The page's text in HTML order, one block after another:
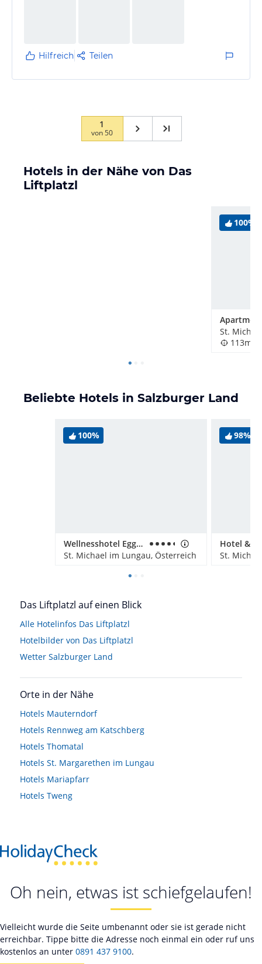
dann später ein Stockwerk höher im Sky-Pool mit
Hilfreich Teilen
1
von50
Hotels in der Nähe von Das
Liftplatzl
100%
St.
113m
Beliebte Hotels in Salzburger Land
100%
Wellnesshotel Eggerwirt
St. Michael im Lungau, Österreich
98%
St.
Das Liftplatzl auf einen Blick
Alle Hotelinfos Das Liftplatzl
Hotelbilder von Das Liftplatzl
Wetter Salzburger Land
Orte in der Nähe
Hotels Mauterndorf
Hotels Rennweg am Katschberg
Hotels Thomatal
Hotels St. Margarethen im Lungau
Hotels Mariapfarr
Hotels Tweng
Oh nein, etwas ist schiefgelaufen!
Vielleicht wurde die Seite umbenannt oder sie ist gerade nicht
erreichbar. Tippe bitte die Adresse noch einmal ein oder ruf uns
kostenlos an unter 0891 437 9100.